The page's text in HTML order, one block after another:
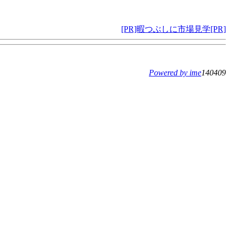
[PR]暇つぶしに市場見学[PR]
Powered by ime140409